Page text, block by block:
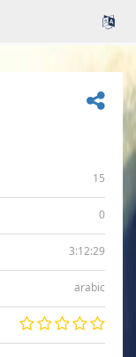
15
0
3:12:29
arabic